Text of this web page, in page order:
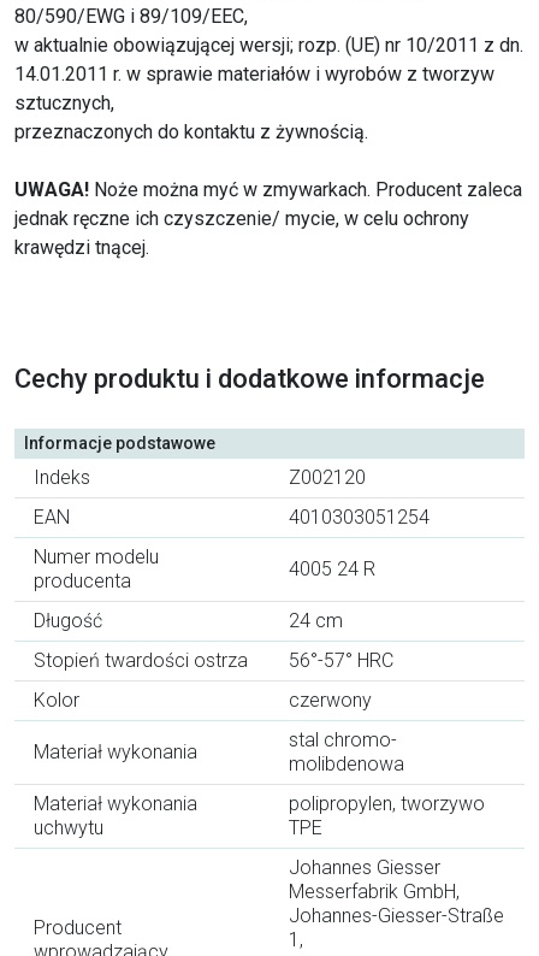
80/590/EWG i 89/109/EEC,
w aktualnie obowiązującej wersji; rozp. (UE) nr 10/2011 z dn.
14.01.2011 r. w sprawie materiałów i wyrobów z tworzyw
sztucznych,
przeznaczonych do kontaktu z żywnością.
UWAGA! Noże można myć w zmywarkach. Producent zaleca
jednak ręczne ich czyszczenie/ mycie, w celu ochrony
krawędzi tnącej.
Cechy produktu i dodatkowe informacje
Informacje podstawowe
Indeks
Z002120
EAN
4010303051254
Numer modelu
producenta
4005 24 R
Długość
24 cm
Stopień twardości ostrza
56°-57° HRC
Kolor
czerwony
Materiał wykonania
stal chromo-
molibdenowa
Materiał wykonania
uchwytu
polipropylen, tworzywo
TPE
Producent
Johannes Giesser
Messerfabrik GmbH,
Johannes-Giesser-Straße
1,